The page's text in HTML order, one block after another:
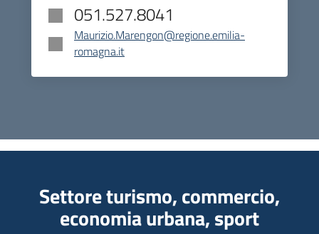
051.527.8041
Maurizio.Marengon@regione.emilia-
romagna.it
Settore turismo, commercio,
economia urbana, sport